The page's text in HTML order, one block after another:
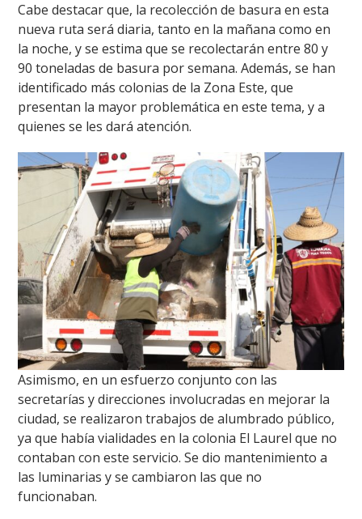
Cabe destacar que, la recolección de basura en esta
nueva ruta será diaria, tanto en la mañana como en
la noche, y se estima que se recolectarán entre 80 y
90 toneladas de basura por semana. Además, se han
identificado más colonias de la Zona Este, que
presentan la mayor problemática en este tema, y a
quienes se les dará atención.
Asimismo, en un esfuerzo conjunto con las
secretarías y direcciones involucradas en mejorar la
ciudad, se realizaron trabajos de alumbrado público,
ya que había vialidades en la colonia El Laurel que no
contaban con este servicio. Se dio mantenimiento a
las luminarias y se cambiaron las que no
funcionaban.